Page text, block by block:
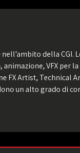
della CGI.
VFX per
FX Artist, Technical
un alto grado di